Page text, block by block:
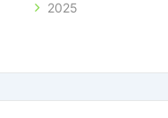
2025